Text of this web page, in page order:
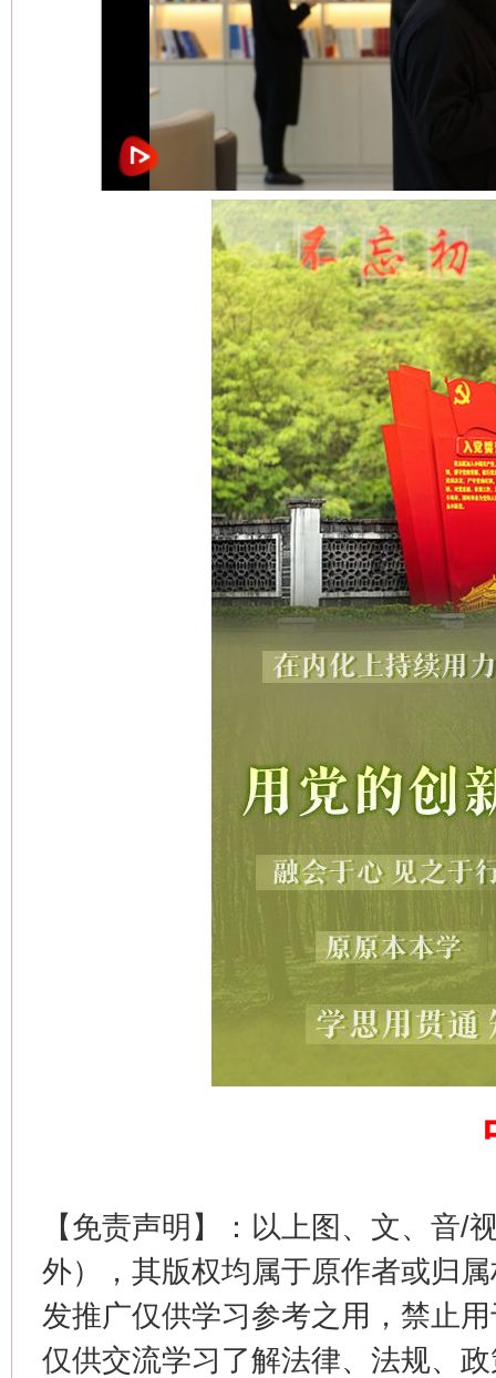
【免责声明】：以上图、文、音/
外），其版权均属于原作者或归
发推广仅供学习参考之用，禁止
仅供交流学习了解法律、法规、
网上购药对药下症？
这是一记警钟！ 谢